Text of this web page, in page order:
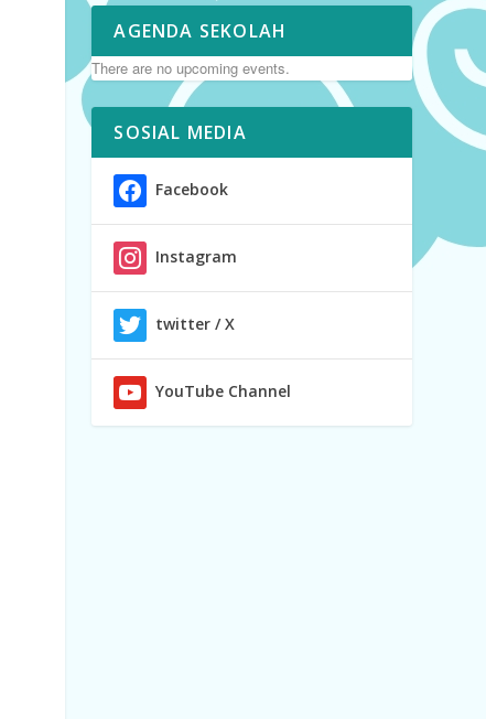
AGENDA SEKOLAH
There are no upcoming events.
SOSIAL MEDIA
Facebook
Instagram
twitter / X
YouTube Channel